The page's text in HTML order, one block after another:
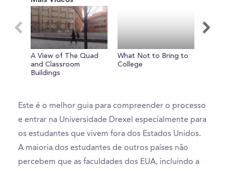
minute,
seconds
A View of The Quad
and Classroom
Buildings
What Not to Bring to
College
Este é o melhor guia para compreender o processo
e entrar na Universidade Drexel especialmente para
os estudantes que vivem fora dos Estados Unidos.
A maioria dos estudantes de outros países não
percebem que as faculdades dos EUA, incluindo a